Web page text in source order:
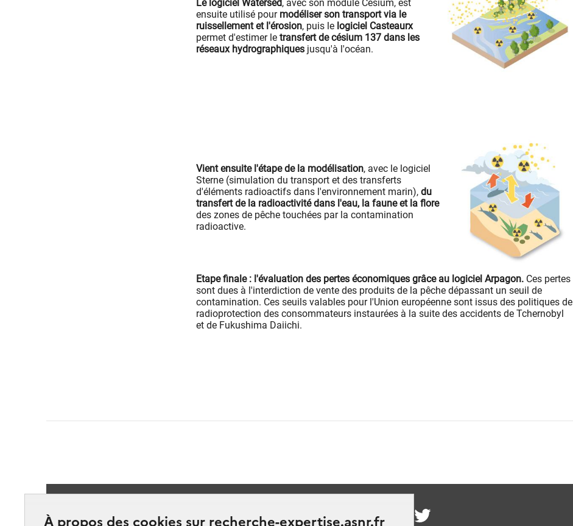
Le logiciel Watersed, avec son module Césium, est
ensuite utilisé pour modéliser son transport via le
ruissellement et l'érosion, puis le logiciel Casteaurx
permet d'estimer le transfert de césium 137 dans les
réseaux hydrographiques jusqu'à l'océan.
Vient ensuite l'étape de la modélisation, avec le logiciel
Sterne (simulation du transport et des transferts
d'éléments radioactifs dans l'environnement marin), du
transfert de la radioactivité dans l'eau, la faune et la flore
des zones de pêche touchées par la contamination
radioactive.
Etape finale : l'évaluation des pertes économiques grâce au logiciel Arpagon. Ces pertes
sont dues à l'interdiction de vente des produits de la pêche dépassant un seuil de
contamination. Ces seuils valables pour l'Union européenne sont issus des politiques de
radioprotection des consommateurs instaurées à la suite des accidents de Tchernobyl
et de Fukushima Daiichi.
Suivez-nous